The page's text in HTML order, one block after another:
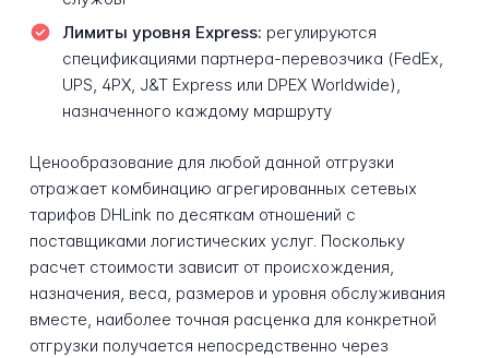
Лимиты уровня Express: регулируются
спецификациями партнера-перевозчика (FedEx,
UPS, 4PX, J&T Express или DPEX Worldwide),
назначенного каждому маршруту
Ценообразование для любой данной отгрузки
отражает комбинацию агрегированных сетевых
тарифов DHLink по десяткам отношений с
поставщиками логистических услуг. Поскольку
расчет стоимости зависит от происхождения,
назначения, веса, размеров и уровня обслуживания
вместе, наиболее точная расценка для конкретной
отгрузки получается непосредственно через